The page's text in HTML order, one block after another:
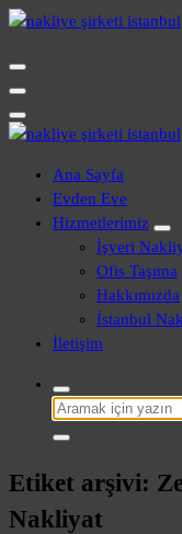
İçeriğe
Evden Eve - İşyeri Ofis
Evden Eve - İşyeri Ofis
Ana Sayfa
Evden Eve
Hizmetlerimiz
İşyeri
Ofis Taşıma
Hakkımızda
İstanbul
İletişim
Şunu
ara:
Etiket arşivi:
Nakliyat